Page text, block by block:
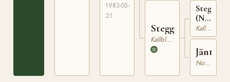
1983-05-
21
Steggjänta
Kallblodig Travare
Steggbest
(NO)
T-
233
Kallblodig Travare
Nordsvensk Brukshäst